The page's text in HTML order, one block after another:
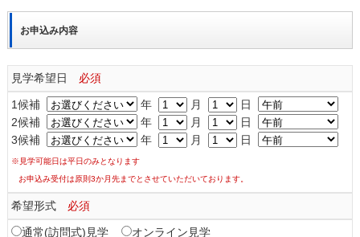
お申込み内容
見学希望日 必須
1候補 年 月
日
2候補
年 月
日
3候補
年 月 日
※見学可能日は平日のみとなります
お申込み受付は原則3か月先までとさせていただいております。
希望形式 必須
通常(訪問式)見学 オンライン見学